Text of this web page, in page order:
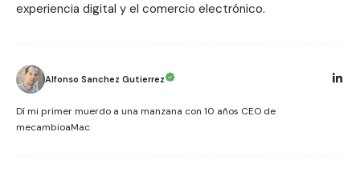
experiencia digital y el comercio electrónico.
Alfonso Sanchez Gutierrez
Dí mi primer muerdo a una manzana con 10 años CEO de
mecambioaMac